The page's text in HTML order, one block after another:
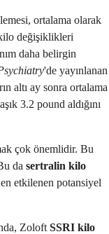
ortalama olarak
değişiklikleri
daha belirgin
'de yayınlanan
altı ay sonra ortalama
3.2 pound aldığını
çok önemlidir. Bu
da sertralin kilo
etkilenen potansiyel
Zoloft SSRI kilo